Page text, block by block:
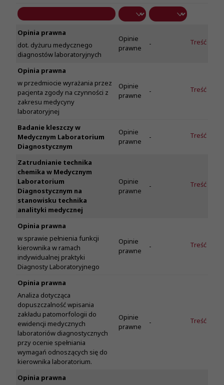
Opinia prawna
dot. dyżuru medycznego
diagnostów laboratoryjnych
Opinie
prawne
- Treść
Opinia prawna
w przedmiocie wyrażania przez
pacjenta zgody na czynności z
zakresu medycyny
laboratoryjnej
Opinie
prawne
- Treść
Badanie kleszczy w
Medycznym Laboratorium
Diagnostycznym
Opinie
prawne
- Treść
Zatrudnianie technika
chemika w Medycznym
Laboratorium
Diagnostycznym na
stanowisku technika
analityki medycznej
Opinie
prawne
- Treść
Opinia prawna
w sprawie pełnienia funkcji
kierownika w ramach
indywidualnej praktyki
Diagnosty Laboratoryjnego
Opinie
prawne
- Treść
Opinia prawna
Analiza dotycząca
dopuszczalność wpisania
zakładu patomorfologii do
ewidencji medycznych
laboratoriów diagnostycznych
przy ocenie spełniania
wymagań odnoszących się do
kierownika laboratorium.
Opinie
prawne
- Treść
Opinia prawna